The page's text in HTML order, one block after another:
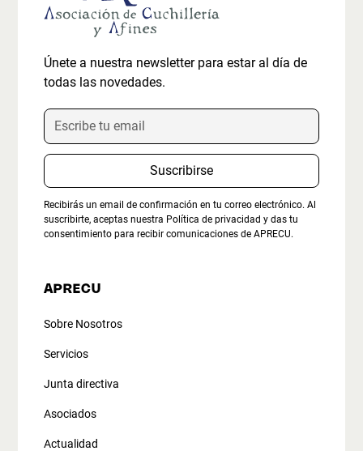
Únete a nuestra newsletter para estar al día de
todas las novedades.
Recibirás un email de confirmación en tu correo electrónico. Al
suscribirte, aceptas nuestra Política de privacidad y das tu
consentimiento para recibir comunicaciones de APRECU.
APRECU
Sobre Nosotros
Servicios
Junta directiva
Asociados
Actualidad